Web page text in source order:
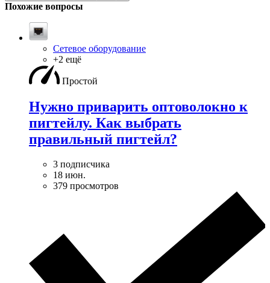
Похожие вопросы
Сетевое оборудование
+2 ещё
Простой
Нужно приварить оптоволокно к
пигтейлу. Как выбрать
правильный пигтейл?
3 подписчика
18 июн.
379 просмотров